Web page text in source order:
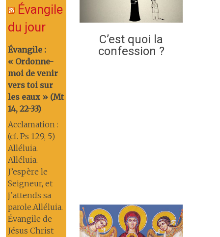
Évangile
du jour
Évangile :
« Ordonne-
moi de venir
vers toi sur
les eaux » (Mt
14, 22-33)
Acclamation :
(cf. Ps 129, 5)
Alléluia.
Alléluia.
J’espère le
Seigneur, et
j’attends sa
parole.Alléluia.
Évangile de
Jésus Christ
C’est quoi la
confession ?